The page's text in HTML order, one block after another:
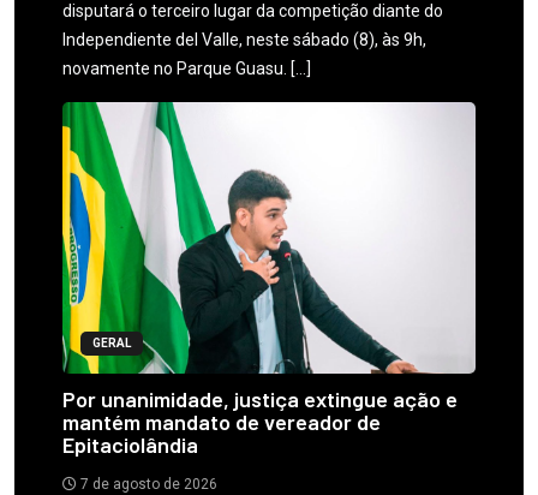
disputará o terceiro lugar da competição diante do
Independiente del Valle, neste sábado (8), às 9h,
novamente no Parque Guasu. […]
GERAL
Por unanimidade, justiça extingue ação e
mantém mandato de vereador de
Epitaciolândia
7 de agosto de 2026